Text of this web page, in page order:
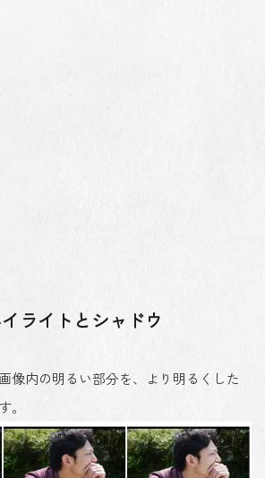
ライトとシャドウ
像内の明るい部分を、より明るくした
。